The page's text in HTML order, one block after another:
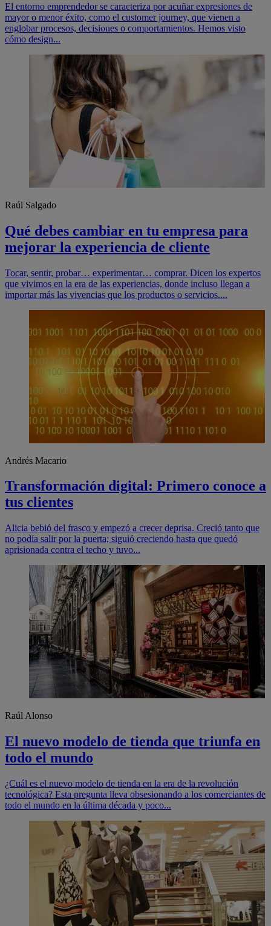
El entorno emprendedor se caracteriza por acuñar expresiones de
mayor o menor éxito, como el customer journey, que vienen a
englobar procesos, decisiones o comportamientos. Hemos visto
cómo design...
Raúl Salgado
Qué debes cambiar en tu empresa para
mejorar la experiencia de cliente
Tocar, sentir, probar… experimentar… comprar. Dicen los expertos
que vivimos en la era de las experiencias, donde incluso llegan a
importar más las vivencias que los productos o servicios....
Andrés Macario
Transformación digital: Primero conoce a
tus clientes
Alicia bebió del frasco y empezó a crecer deprisa. Creció tanto que
no podía salir por la puerta; siguió creciendo hasta que quedó
aprisionada contra el techo y tuvo...
Raúl Alonso
El nuevo modelo de tienda que triunfa en
todo el mundo
¿Cuál es el nuevo modelo de tienda en la era de la revolución
tecnológica? Esta pregunta lleva obsesionando a los comerciantes de
todo el mundo en la última década y poco...